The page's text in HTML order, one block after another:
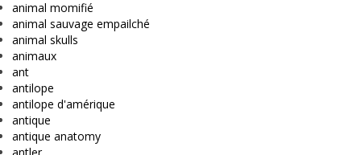
animal momifié
animal sauvage empailché
animal skulls
animaux
ant
antilope
antilope d'amérique
antique
antique anatomy
antler